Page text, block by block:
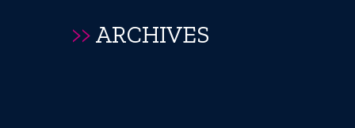
>>ARCHIVES